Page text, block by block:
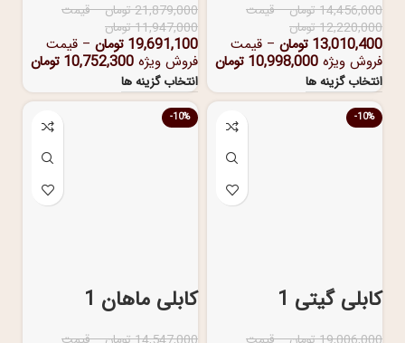
14,456,000تومان–قیمت
12,220,000تومان
13,010,400 تومان – قیمت
فروش ویژه 10,998,000 تومان
انتخاب گزینه ها
21,879,000تومان–قیمت
11,947,000تومان
19,691,100 تومان – قیمت
فروش ویژه 10,752,300 تومان
انتخاب گزینه ها
-10%
کابلی گیتی 1
-10%
کابلی ماهان 1